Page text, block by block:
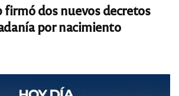
dos nuevos decretos
por nacimiento